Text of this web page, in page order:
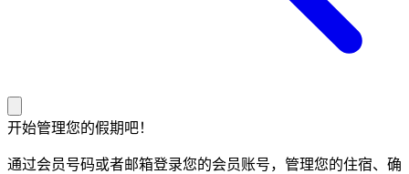
开始管理您的假期吧！
通过会员号码或者邮箱登录您的会员账号，管理您的住宿、确